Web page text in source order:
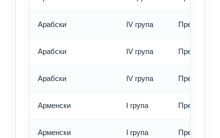
Арабски IV група Превод -
Арабски IV група Превод -
Арабски IV група Превод -
Арменски I група Превод -
Арменски I група Превод -